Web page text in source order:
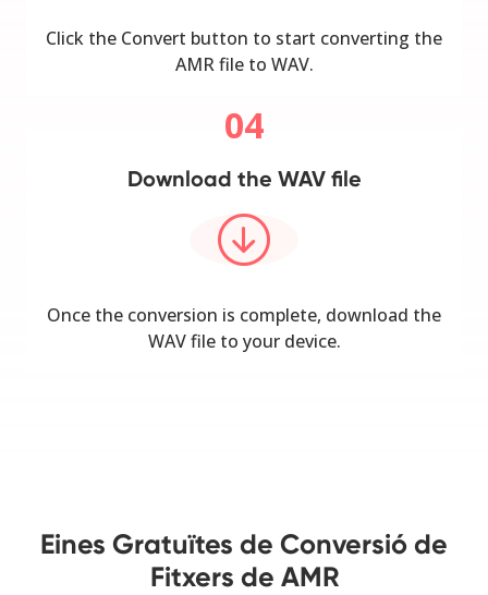
Click the Convert button to start converting the
AMR file to WAV.
04
Download the WAV file
Once the conversion is complete, download the
WAV file to your device.
Eines Gratuïtes de Conversió de
Fitxers de AMR